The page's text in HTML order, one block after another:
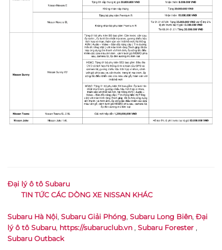
Đại lý ô tô Subaru
TIN TỨC CÁC DÒNG XE NISSAN KHÁC
Subaru Hà Nội, Subaru Giải Phóng, Subaru Long Biên, Đại
lý ô tô Subaru, https://subaruclub.vn , Subaru Forester ,
Subaru Outback